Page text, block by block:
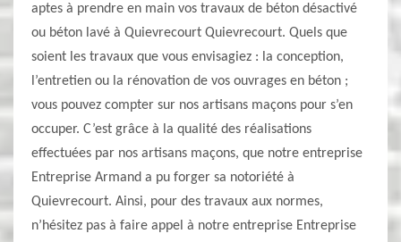
aptes à prendre en main vos travaux de béton désactivé
ou béton lavé à Quievrecourt Quievrecourt. Quels que
soient les travaux que vous envisagiez : la conception,
l’entretien ou la rénovation de vos ouvrages en béton ;
vous pouvez compter sur nos artisans maçons pour s’en
occuper. C’est grâce à la qualité des réalisations
effectuées par nos artisans maçons, que notre entreprise
Entreprise Armand a pu forger sa notoriété à
Quievrecourt. Ainsi, pour des travaux aux normes,
n’hésitez pas à faire appel à notre entreprise Entreprise